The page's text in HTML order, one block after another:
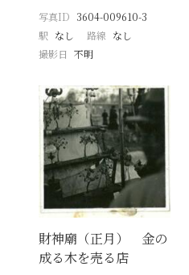
写真ID 3604-009610-3
駅 なし 路線 なし
撮影日
不明
財神廟（正月） 金の
成る木を売る店